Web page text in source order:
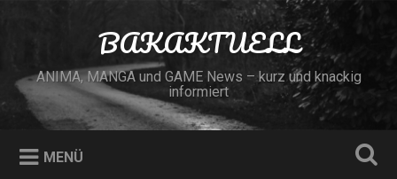
BAKAKTUELL
ANIMA, MANGA und GAME News – kurz und knackig
informiert
MENÜ